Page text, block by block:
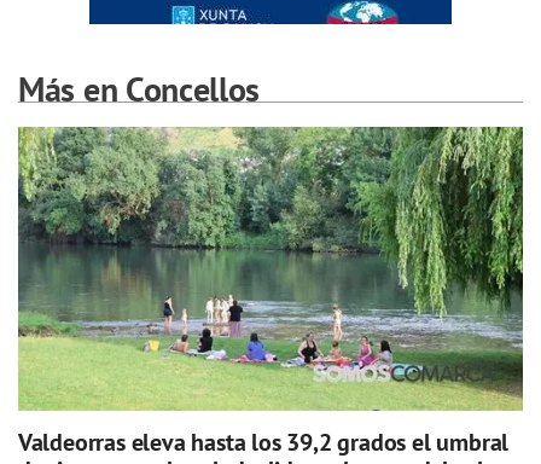
Más en Concellos
Valdeorras eleva hasta los 39,2 grados el umbral